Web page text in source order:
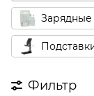
Зарядные
Фильтр